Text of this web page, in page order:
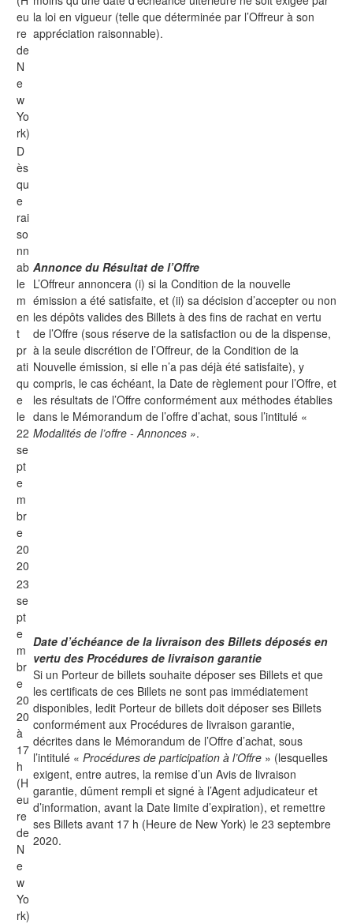
eu
re
de
N
e
w
Yo
rk)
la loi en vigueur (telle que déterminée par l’Offreur à son
appréciation raisonnable).
D
ès
qu
e
rai
so
nn
ab
le
m
en
t
pr
ati
qu
e
le
22
se
pt
e
m
br
e
20
20
Annonce du Résultat de l’Offre
L’Offreur annoncera (i) si la Condition de la nouvelle
émission a été satisfaite, et (ii) sa décision d’accepter ou non
les dépôts valides des Billets à des fins de rachat en vertu
de l’Offre (sous réserve de la satisfaction ou de la dispense,
à la seule discrétion de l’Offreur, de la Condition de la
Nouvelle émission, si elle n’a pas déjà été satisfaite), y
compris, le cas échéant, la Date de règlement pour l’Offre, et
les résultats de l’Offre conformément aux méthodes établies
dans le Mémorandum de l’offre d’achat, sous l’intitulé «
Modalités de l’offre - Annonces ».
23
se
pt
e
m
br
e
20
20
à
17
h
(H
eu
re
de
N
e
w
Yo
rk)
Date d’échéance de la livraison des Billets déposés en
vertu des Procédures de livraison garantie
Si un Porteur de billets souhaite déposer ses Billets et que
les certificats de ces Billets ne sont pas immédiatement
disponibles, ledit Porteur de billets doit déposer ses Billets
conformément aux Procédures de livraison garantie,
décrites dans le Mémorandum de l’Offre d’achat, sous
l’intitulé « Procédures de participation à l’Offre » (lesquelles
exigent, entre autres, la remise d’un Avis de livraison
garantie, dûment rempli et signé à l’Agent adjudicateur et
d’information, avant la Date limite d’expiration), et remettre
ses Billets avant 17 h (Heure de New York) le 23 septembre
2020.